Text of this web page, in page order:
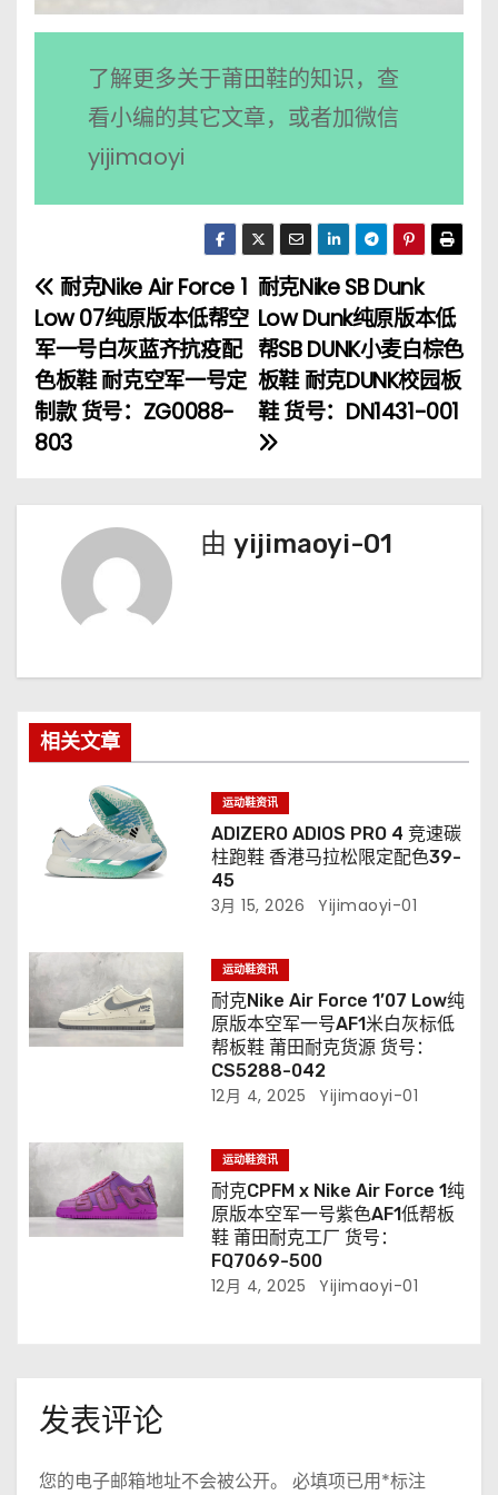
了解更多关于莆田鞋的知识，查
看小编的其它文章，或者加微信
yijimaoyi
文
章
导
航
耐克Nike SB Dunk
Low Dunk纯原版本低
帮SB DUNK小麦白棕色
板鞋 耐克DUNK校园板
鞋 货号：DN1431-001
耐克Nike Air Force 1
Low 07纯原版本低帮空
军一号白灰蓝齐抗疫配
色板鞋 耐克空军一号定
制款 货号：ZG0088-
803
由 yijimaoyi-01
相关文章
运动鞋资讯
ADIZERO ADIOS PRO 4 竞速碳
柱跑鞋 香港马拉松限定配色39-
45
3月 15, 2026 Yijimaoyi-01
运动鞋资讯
耐克Nike Air Force 1’07 Low纯
原版本空军一号AF1米白灰标低
帮板鞋 莆田耐克货源 货号：
CS5288-042
12月 4, 2025 Yijimaoyi-01
运动鞋资讯
耐克CPFM x Nike Air Force 1纯
原版本空军一号紫色AF1低帮板
鞋 莆田耐克工厂 货号：
FQ7069-500
12月 4, 2025 Yijimaoyi-01
发表评论
您的电子邮箱地址不会被公开。 必填项已用*标注